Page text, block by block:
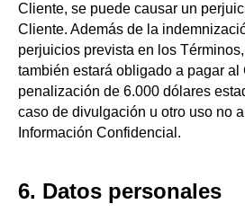
Cliente, se puede causar un
Cliente. Además de la
perjuicios prevista en los
también estará obligado a pagar al
penalización de 6.000 dólares
caso de divulgación u otro uso no
Información Confidencial.
6. Datos personales